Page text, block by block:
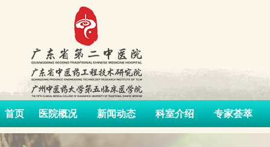
首页 医院概况 新闻动态 科室介绍 专家荟萃